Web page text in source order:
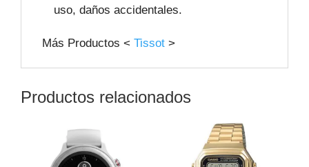
uso, daños accidentales.
Más Productos < Tissot >
Productos relacionados